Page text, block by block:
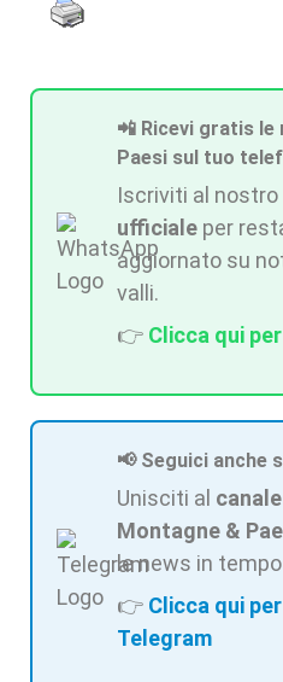
📲 Ricevi gratis
Paesi sul tuo
Iscriviti al nostro
ufficiale per
aggiornato su
valli.
👉 Clicca qui
📢 Seguici anche
Unisciti al
Montagne &
le news in
👉 Clicca qui
Telegram